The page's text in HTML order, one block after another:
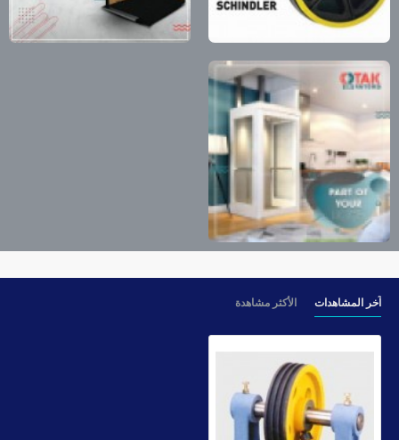
آخر المشاهدات الأكثر مشاهدة